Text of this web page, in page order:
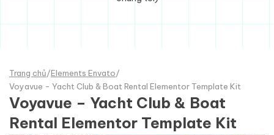
Trang chủ/Elements Envato/
Voyavue - Yacht Club & Boat Rental Elementor Template Kit
Voyavue – Yacht Club & Boat
Rental Elementor Template Kit